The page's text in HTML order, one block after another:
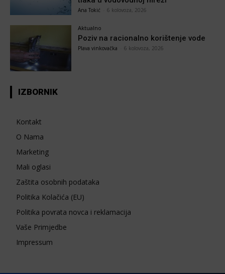
Ana Tokić 6 kolovoza, 2026
Aktualno
Poziv na racionalno korištenje vode
Plava vinkovačka 6 kolovoza, 2026
IZBORNIK
Kontakt
O Nama
Marketing
Mali oglasi
Zaštita osobnih podataka
Politika Kolačića (EU)
Politika povrata novca i reklamacija
Vaše Primjedbe
Impressum